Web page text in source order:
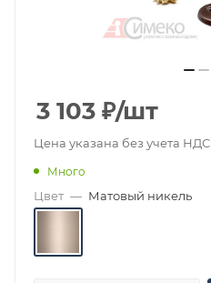
3 103 ₽/шт
Цена указана без учета НДС
Много
Цвет — Матовый никель